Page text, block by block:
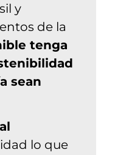
y
de la
tenga
sean
lo que